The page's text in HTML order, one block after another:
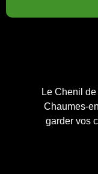
Le Chenil
Chaumes-
garder vos